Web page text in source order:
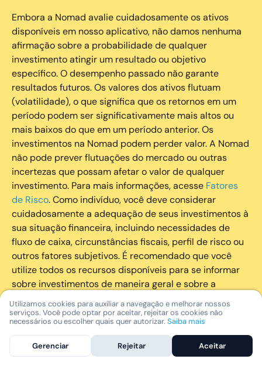
Embora a Nomad avalie cuidadosamente os ativos
disponíveis em nosso aplicativo, não damos nenhuma
afirmação sobre a probabilidade de qualquer
investimento atingir um resultado ou objetivo
específico. O desempenho passado não garante
resultados futuros. Os valores dos ativos flutuam
(volatilidade), o que significa que os retornos em um
período podem ser significativamente mais altos ou
mais baixos do que em um período anterior. Os
investimentos na Nomad podem perder valor. A Nomad
não pode prever flutuações do mercado ou outras
incertezas que possam afetar o valor de qualquer
investimento. Para mais informações, acesse Fatores
de Risco. Como indivíduo, você deve considerar
cuidadosamente a adequação de seus investimentos à
sua situação financeira, incluindo necessidades de
fluxo de caixa, circunstâncias fiscais, perfil de risco ou
outros fatores subjetivos. É recomendado que você
utilize todos os recursos disponíveis para se informar
sobre investimentos de maneira geral e sobre a
composição geral de seu portfólio. Questões fiscais ou
legais relativas aos investimentos realizados através da
Nomad devem ser obtidas pelos próprios clientes. A
Nomad e suas afiliadas não fornecem nenhum tipo de
aconselhamento legal ou fiscal.
Utilizamos cookies para auxiliar a navegação e melhorar nossos
serviços. Você pode optar por aceitar, rejeitar os cookies não
necessários ou escolher quais quer autorizar. Saiba mais
Gerenciar Rejeitar Aceitar